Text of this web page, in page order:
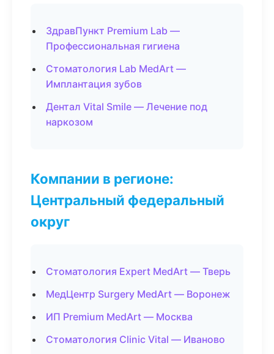
ЗдравПункт Premium Lab —
Профессиональная гигиена
Стоматология Lab MedArt —
Имплантация зубов
Дентал Vital Smile — Лечение под
наркозом
Компании в регионе:
Центральный федеральный
округ
Стоматология Expert MedArt — Тверь
МедЦентр Surgery MedArt — Воронеж
ИП Premium MedArt — Москва
Стоматология Clinic Vital — Иваново